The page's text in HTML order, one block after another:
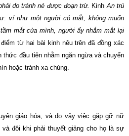
do tránh né được đoạn trừ. KinhAn trú
ví như một người có mắt, không muốn
mắt của mình, người ấy nhắm mắt lại
điểm từ hai bài kinh nêu trên đã đồng xác
thức đầu tiên nhằm ngăn ngừa và chuyển
hoặc tránh xa chúng.
giáo hóa, và do vậy việc gặp gỡ nữ
đôi khi phải thuyết giảng cho họ là sự